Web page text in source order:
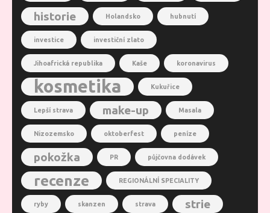
historie Holandsko hubnutí
investice investiční zlato
Jihoafrická republika Kaše koronavirus
kosmetika Kukuřice
Lepší strava make-up Masala
Nizozemsko oktoberfest peníze
pokožka PR půjčovna dodávek
recenze REGIONÁLNÍ SPECIALITY
ryby skanzen strava strie